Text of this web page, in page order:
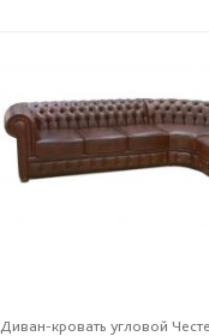
Диван-кровать угловой